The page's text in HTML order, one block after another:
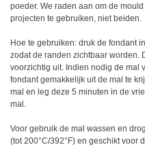
poeder. We raden aan om de
projecten te gebruiken, niet beiden.
Hoe te gebruiken: druk de fondant
zodat de randen zichtbaar worden.
voorzichtig uit. Indien nodig de mal
fondant gemakkelijk uit de mal te
mal en leg deze 5 minuten in de
mal.
Voor gebruik de mal wassen en
(tot 200°C/392°F) en geschikt voor